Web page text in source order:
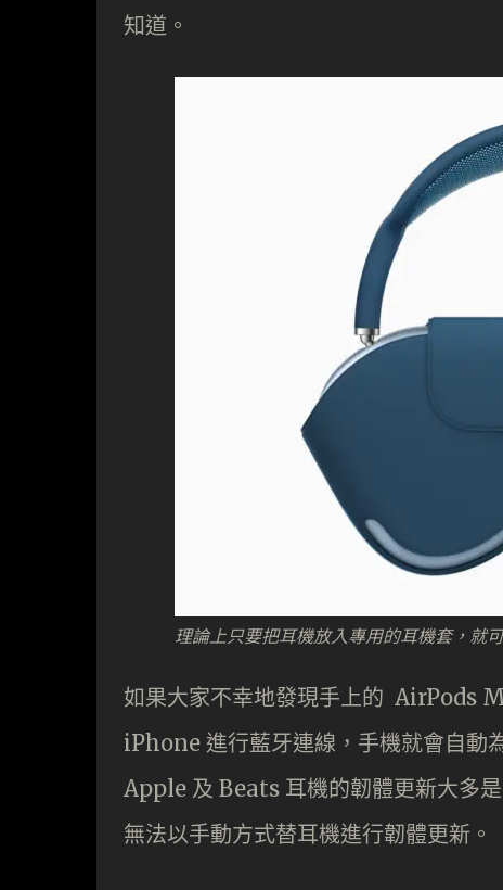
知道。
理論上只要把耳機放入專用的耳機套，就
如果大家不幸地發現手上的 AirPods
iPhone 進行藍牙連線，手機就會自動
Apple 及 Beats 耳機的韌體更新大多
無法以手動方式替耳機進行韌體更新。